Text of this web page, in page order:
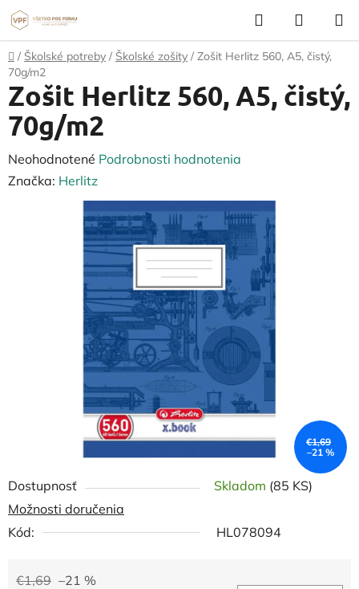
Prejsť
na
obsah
Hľadať
KOŠÍK
Domov
/ Školské potreby / Školské zošity / Zošit Herlitz 560, A5, čistý,
70g/m2
Dostupnosť Skladom (85 KS)
Možnosti doručenia
Kód:
HL078094
€1,69 –21 %
Zošit Herlitz 560, A5, čistý,
70g/m2
Priemerné
hodnotenie
Neohodnotené Podrobnosti hodnotenia
Značka: Herlitz
€1,69
–21 %